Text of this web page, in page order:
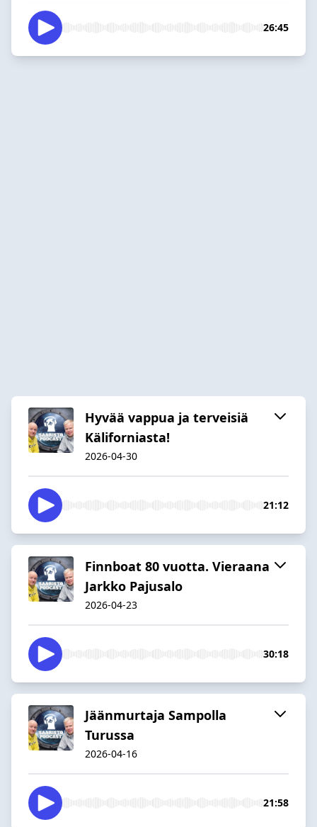
26:45
Hyvää vappua ja terveisiä
Käliforniasta!
2026-04-30
21:12
Finnboat 80 vuotta. Vieraana
Jarkko Pajusalo
2026-04-23
30:18
Jäänmurtaja Sampolla
Turussa
2026-04-16
21:58